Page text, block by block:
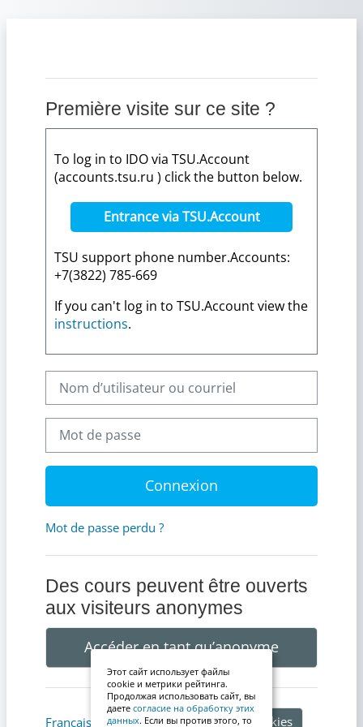
Première visite sur ce site ?
To log in to IDO via TSU.Account
(accounts.tsu.ru ) click the button below.
Entrance via TSU.Account
TSU support phone number.Accounts:
+7(3822) 785-669
If you can't log in to TSU.Account view the
instructions.
Mot de passe
Connexion
Mot de passe perdu ?
Des cours peuvent être ouverts
aux visiteurs anonymes
Accéder en tant qu’anonyme
Français ‎(fr)‎ Avis relatif aux cookies
Этот сайт использует файлы
cookie и метрики рейтинга.
Продолжая использовать сайт, вы
даете согласие на обработку этих
данных. Если вы против этого, то